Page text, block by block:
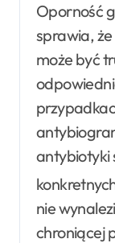
Oporność
sprawia,
może być
antybiotyki
nie
chroniącej